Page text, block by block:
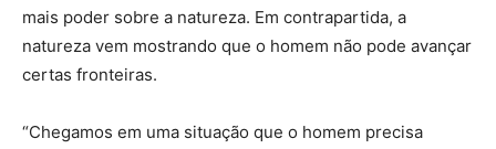
mais poder sobre a natureza. Em contrapartida, a
natureza vem mostrando que o homem não pode avançar
certas fronteiras.
“Chegamos em uma situação que o homem precisa